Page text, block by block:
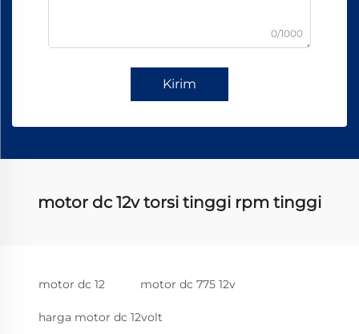
0/1000
Kirim
motor dc 12v torsi tinggi rpm tinggi
motor dc 12 motor dc 775 12v
harga motor dc 12volt